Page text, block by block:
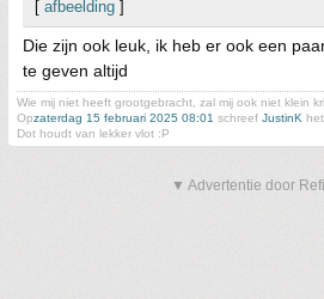
[ afbeelding ]
Die zijn ook leuk, ik heb er ook een
te geven altijd
Wie mij niet heeft grootgebracht, zal mij ook niet klein
Opzaterdag 15 februari 2025 08:01 schreef JustinK
Dot houdt van lekker vlot :P
▼ Advertentie door